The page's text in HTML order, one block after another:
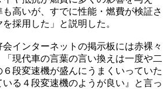
高いが、すでに性能・燃費が検証さ
採用した」と説明した。
インターネットの掲示板には赤裸々
現代車の言葉の言い換えは一度や二
段変速機が盛んにうまくいっていた
る４段変速機のようが良い』と言っ